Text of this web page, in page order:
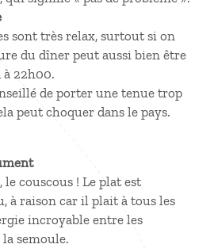
sont très relax, surtout si on
du dîner peut aussi bien être
à 22h00.
de porter une tenue trop
peut choquer dans le pays.
le couscous ! Le plat est
à raison car il plait à tous les
incroyable entre les
semoule.